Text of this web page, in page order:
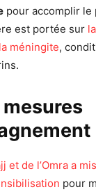
pour accomplir le
est portée sur
méningite,
et de l’Omra a
pour